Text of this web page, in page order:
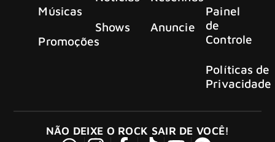
Músicas
Promoções
Shows Anuncie
Painel
de
Controle
Políticas de
Privacidade
NÃO DEIXE O ROCK SAIR DE VOCÊ!